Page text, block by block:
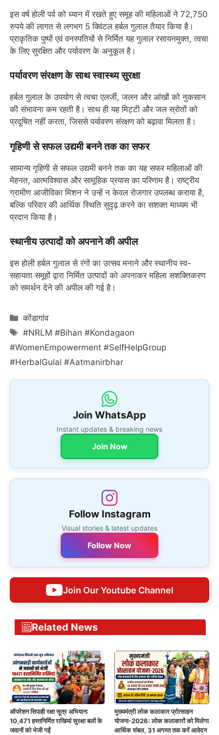
इस वर्ष होली पर्व को ध्यान में रखते हुए समूह की महिलाओं ने 72,750
रुपये की लागत से लगभग 5 क्विंटल हर्बल गुलाल तैयार किया है।
प्राकृतिक पुष्पों एवं वनस्पतियों से निर्मित यह गुलाल रसायनमुक्त, त्वचा
के लिए सुरक्षित और पर्यावरण के अनुकूल है।
पर्यावरण संरक्षण के साथ स्वास्थ्य सुरक्षा
हर्बल गुलाल के उपयोग से त्वचा एलर्जी, जलन और आंखों को नुकसान
की संभावना कम रहती है। साथ ही यह मिट्टी और जल स्रोतों को
प्रदूषित नहीं करता, जिससे पर्यावरण संरक्षण को बढ़ावा मिलता है।
गृहिणी से सफल उद्यमी बनने तक का सफर
सामान्य गृहिणी से सफल उद्यमी बनने तक का यह सफर महिलाओं की
मेहनत, आत्मविश्वास और सामूहिक प्रयास का परिणाम है। राष्ट्रीय
ग्रामीण आजीविका मिशन ने उन्हें न केवल रोजगार उपलब्ध कराया है,
बल्कि परिवार की आर्थिक स्थिति सुदृढ़ करने का सशक्त माध्यम भी
प्रदान किया है।
स्थानीय उत्पादों को अपनाने की अपील
इस होली हर्बल गुलाल से रंगों का उत्सव मनाने और स्थानीय स्व-
सहायता समूहों द्वारा निर्मित उत्पादों को अपनाकर महिला सशक्तिकरण
को समर्थन देने की अपील की गई है।
Categories
कोंडागांव
Tags
#NRLM #Bihan #Kondagaon
#WomenEmpowerment #SelfHelpGroup
#HerbalGulal #Aatmanirbhar
Join WhatsApp
Instant updates & breaking news
Join Now
Follow Instagram
Visual stories & latest updates
Follow Now
Join Our Youtube Channel
Related News
ऑपरेशन सिपाही रक्षा सूत्र अभियान:
10,471 हस्तनिर्मित राखियां सुरक्षा बलों के
जवानों को भेजी गईं
मुख्यमंत्री लोक कलाकार प्रोत्साहन
योजना-2026: लोक कलाकारों को मिलेगा
आर्थिक संबल, 31 अगस्त तक करें आवेदन